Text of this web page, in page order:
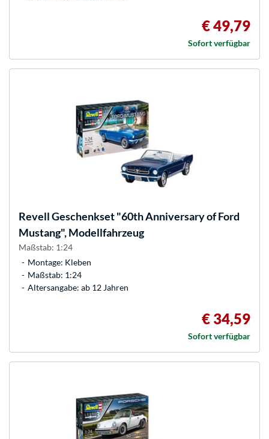
€ 49,79
Sofort verfügbar
RevellGeschenkset "60th Anniversary of Ford
Mustang", Modellfahrzeug
Maßstab: 1:24
Montage: Kleben
Maßstab: 1:24
Altersangabe: ab 12 Jahren
€ 34,59
Sofort verfügbar